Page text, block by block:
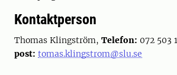
Kontaktperson
Thomas Klingström, Telefon: 072 503
post: tomas.klingstrom@slu.se